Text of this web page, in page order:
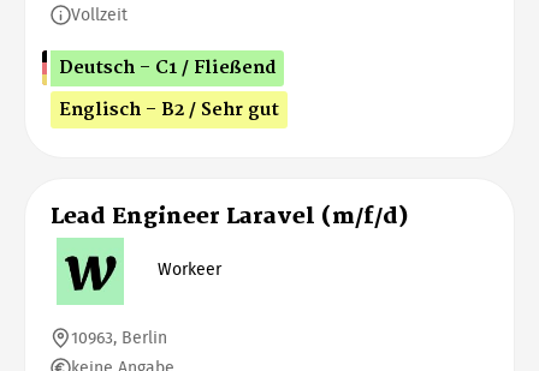
Vollzeit
Deutsch - C1 / Fließend
Englisch - B2 / Sehr gut
Lead Engineer Laravel (m/f/d)
Workeer
10963, Berlin